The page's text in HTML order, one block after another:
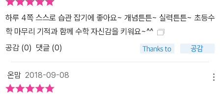
하루 4쪽 스스로 습관 잡기에 좋아요~ 개념튼튼~ 실력튼튼~ 초등수
학 마무리 기적과 함께 수학 자신감을 키워요~^^
공감 (0) 댓글 (0)
온맘 2018-09-08